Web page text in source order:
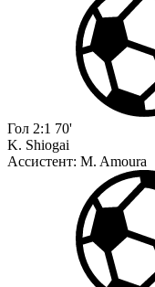
Гол 2:1 70'
K. Shiogai
Ассистент: M. Amoura